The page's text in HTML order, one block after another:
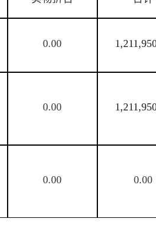
0.00
0.00
0.00 0.00